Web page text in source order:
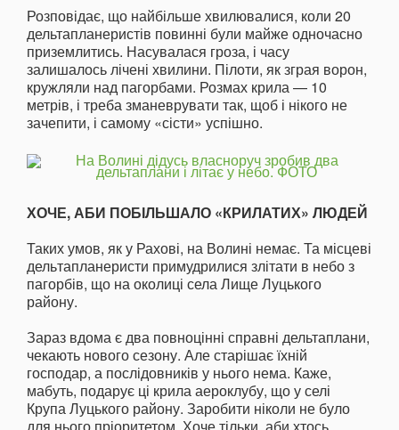
Розповідає, що найбільше хвилювалися, коли 20
дельтапланеристів повинні були майже одночасно
приземлитись. Насувалася гроза, і часу
залишалось лічені хвилини. Пілоти, як зграя ворон,
кружляли над пагорбами. Розмах крила — 10
метрів, і треба зманеврувати так, щоб і нікого не
зачепити, і самому «сісти» успішно.
ХОЧЕ, АБИ ПОБІЛЬШАЛО «КРИЛАТИХ» ЛЮДЕЙ
Таких умов, як у Рахові, на Волині немає. Та місцеві
дель­та­планеристи примудрилися злі­тати в небо з
пагорбів, що на околиці села Лище Луцького
району.
Зараз вдома є два повноцін­ні справні дельтаплани,
чекають нового сезону. Але старішає їхній
господар, а послідовників у нього нема. Каже,
мабуть, подарує ці крила аероклубу, що у селі
Крупа Луцького району. Заробити ніколи не було
для нього пріоритетом. Хоче тільки, аби хтось